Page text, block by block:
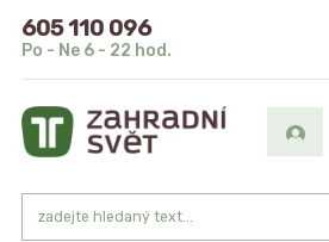
605 110 096
Po - Ne 6 - 22 hod.